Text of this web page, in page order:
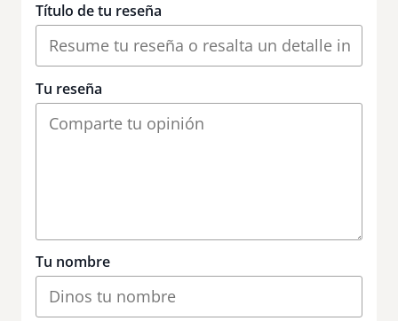
Título de tu reseña
Tu reseña
Tu nombre